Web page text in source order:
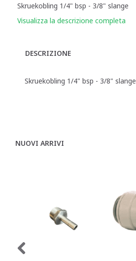
Skruekobling 1/4" bsp - 3/8" slange
Visualizza la descrizione completa
DESCRIZIONE
Skruekobling 1/4" bsp - 3/8" slange
NUOVI ARRIVI